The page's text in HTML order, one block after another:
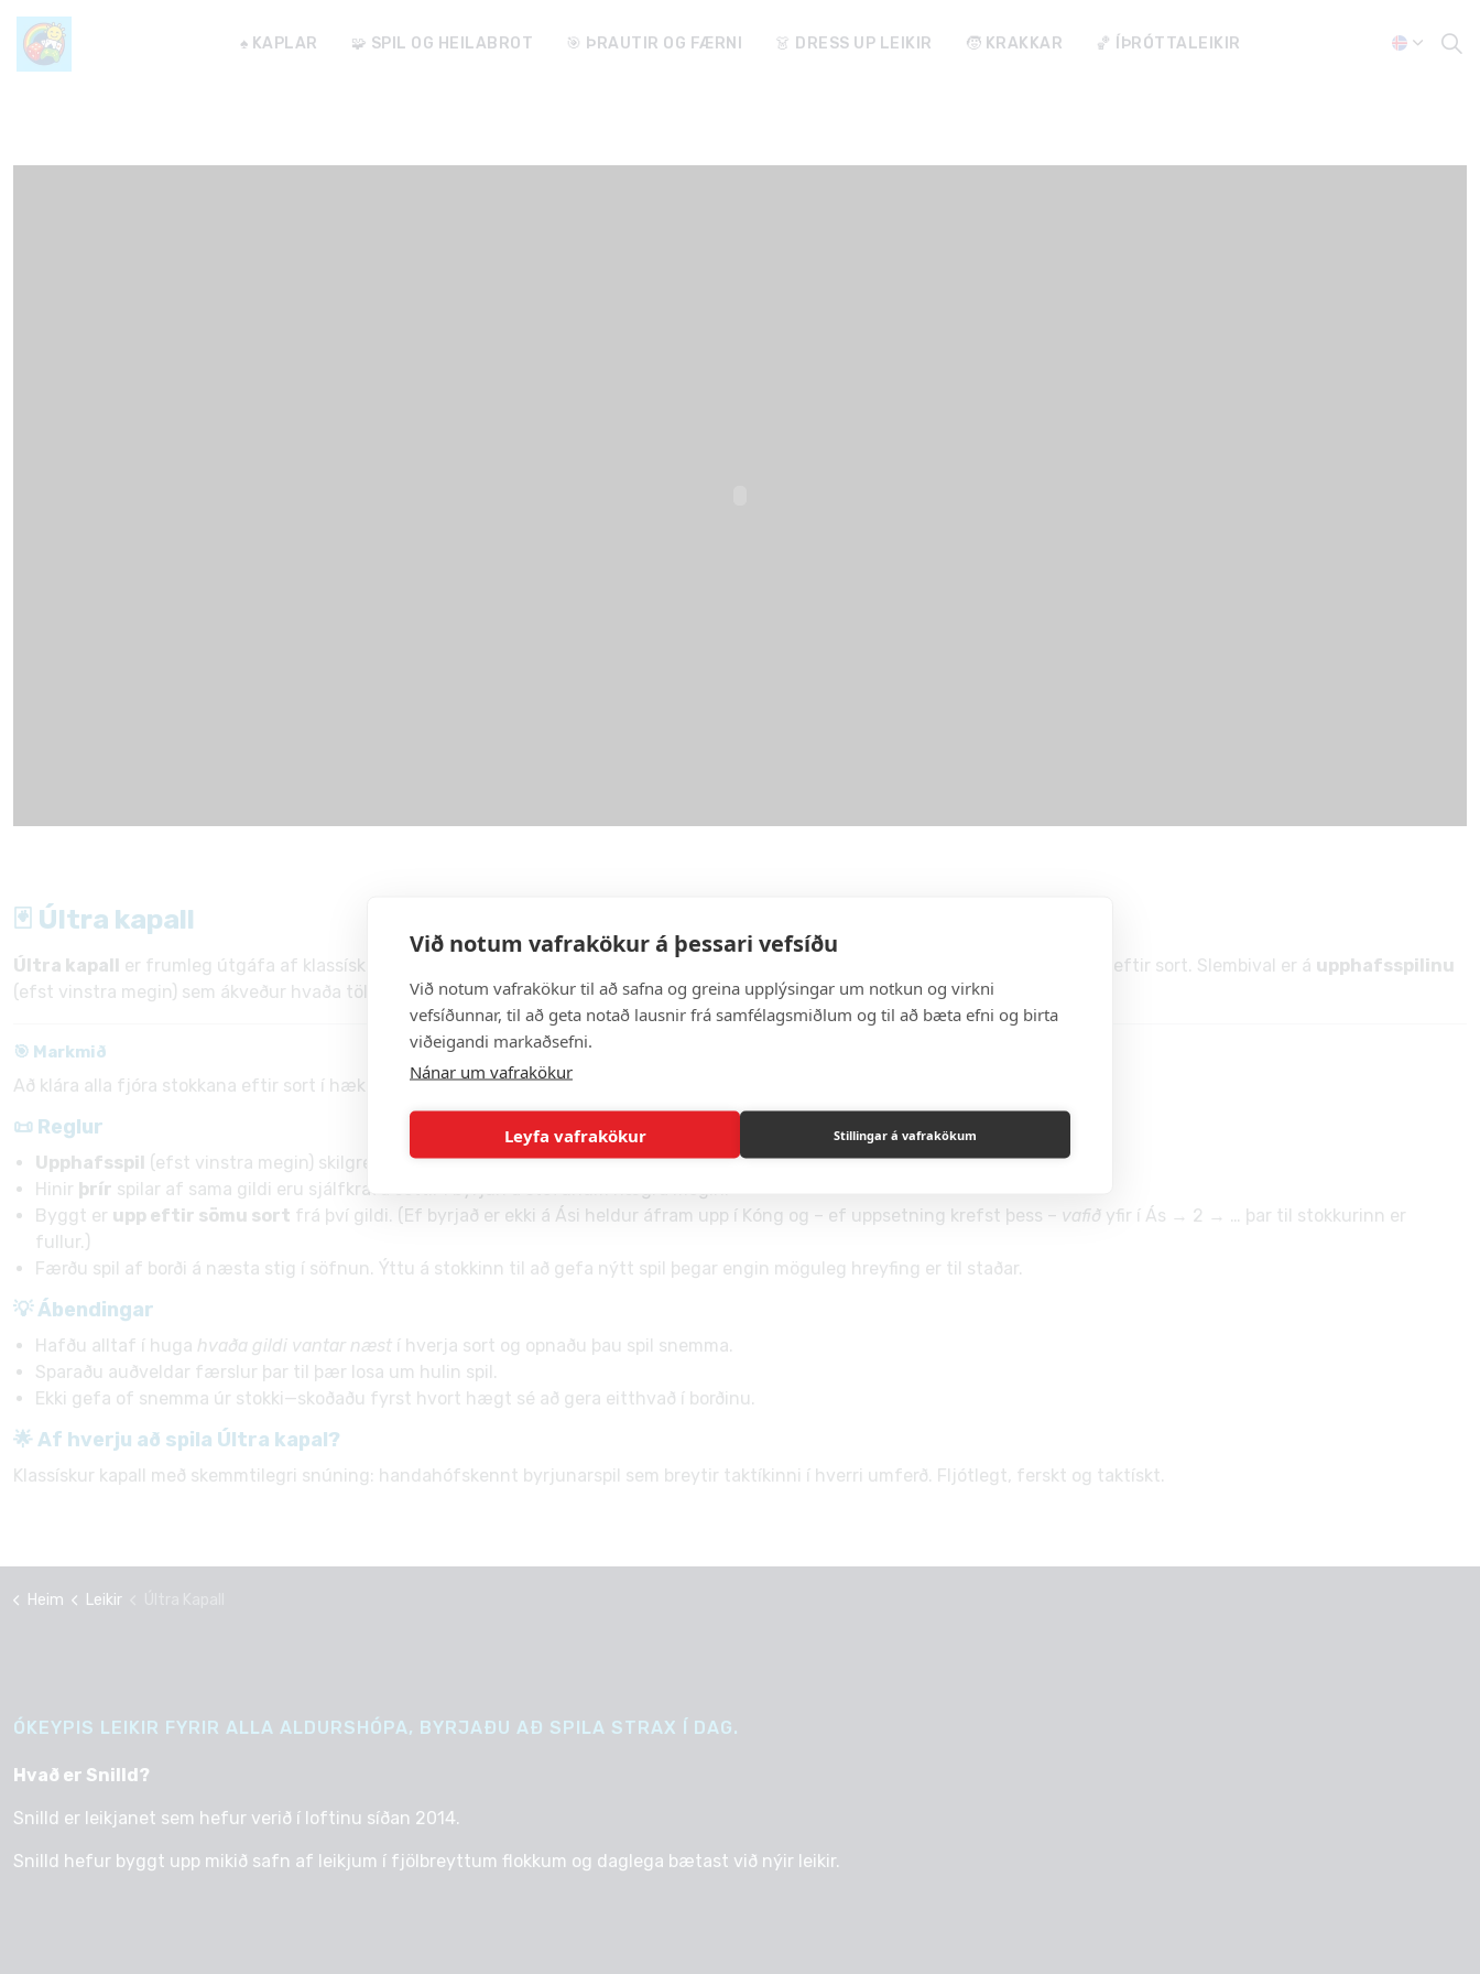
Við notum vafrakökur á þessari vefsíðu
Við notum vafrakökur til að safna og greina upplýsingar um notkun og virkni
vefsíðunnar, til að geta notað lausnir frá samfélagsmiðlum og til að bæta efni og birta
viðeigandi markaðsefni.
Nánar um vafrakökur
Leyfa vafrakökur Stillingar á vafrakökum
♠️ KAPLAR 🧩 SPIL OG HEILABROT 🎯 ÞRAUTIR OG FÆRNI 👗 DRESS UP LEIKIR 🧒 KRAKKAR 🏀 ÍÞRÓTTALEIKIR
🃏 Últra kapall
Últra kapall er frumleg útgáfa af klassískum kapli. Markmiðið er að raða öllum spilum í eftir sort. Slembival er á upphafsspilinu
(efst vinstra megin) sem ákveður hvaða tölugildi stokkarnir byrja á.
🎯 Markmið
Að klára alla fjóra stokkana eftir sort í hækkandi röð, byrjað á tölugildi upphafsspilsins.
📜 Reglur
Upphafsspil (efst vinstra megin) skilgreinir upphafsgildið fyrir alla stokka.
Hinir þrír spilar af sama gildi eru sjálfkrafa settir í byrjun á stöfunum hægra megin.
Byggt er upp eftir sömu sort frá því gildi. (Ef byrjað er ekki á Ási heldur áfram upp í Kóng og – ef uppsetning krefst þess – vafið yfir í Ás → 2 → … þar til stokkurinn er
fullur.)
Færðu spil af borði á næsta stig í söfnun. Ýttu á stokkinn til að gefa nýtt spil þegar engin möguleg hreyfing er til staðar.
💡 Ábendingar
Hafðu alltaf í huga hvaða gildi vantar næst í hverja sort og opnaðu þau spil snemma.
Sparaðu auðveldar færslur þar til þær losa um hulin spil.
Ekki gefa of snemma úr stokki—skoðaðu fyrst hvort hægt sé að gera eitthvað í borðinu.
🌟 Af hverju að spila Últra kapal?
Klassískur kapall með skemmtilegri snúning: handahófskennt byrjunarspil sem breytir taktíkinni í hverri umferð. Fljótlegt, ferskt og taktískt.
Heim Leikir
ÓKEYPIS LEIKIR FYRIR ALLA ALDURSHÓPA, BYRJAÐU AÐ SPILA STRAX Í DAG.
Hvað er Snilld?
Snilld er leikjanet sem hefur verið í loftinu síðan 2014.
Snilld hefur byggt upp mikið safn af leikjum í fjölbreyttum flokkum og daglega bætast við nýir leikir.